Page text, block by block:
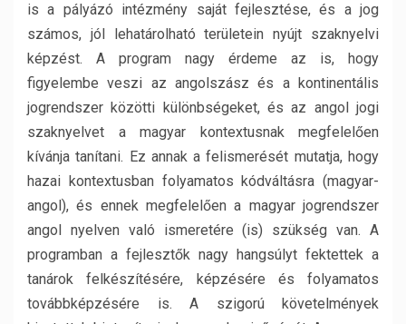
is a pályázó intézmény saját fejlesztése, és a jog
számos, jól lehatárolható területein nyújt szaknyelvi
képzést. A program nagy érdeme az is, hogy
figyelembe veszi az angolszász és a kontinentális
jogrendszer közötti különbségeket, és az angol jogi
szaknyelvet a magyar kontextusnak megfelelően
kívánja tanítani. Ez annak a felismerését mutatja, hogy
hazai kontextusban folyamatos kódváltásra (magyar-
angol), és ennek megfelelően a magyar jogrendszer
angol nyelven való ismeretére (is) szükség van. A
programban a fejlesztők nagy hangsúlyt fektettek a
tanárok felkészítésére, képzésére és folyamatos
továbbképzésére is. A szigorú követelmények